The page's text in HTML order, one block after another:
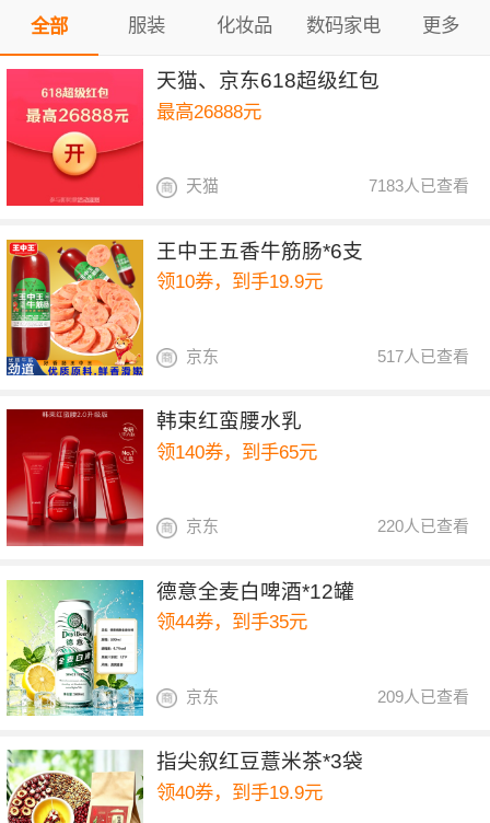
全部 服装 化妆品 数码家电 更多
天猫、京东618超级红包
最高26888元
7183人已查看
天猫
王中王五香牛筋肠*6支
领10券，到手19.9元
517人已查看
京东
韩束红蛮腰水乳
领140券，到手65元
220人已查看
京东
德意全麦白啤酒*12罐
领44券，到手35元
209人已查看
京东
指尖叙红豆薏米茶*3袋
领40券，到手19.9元